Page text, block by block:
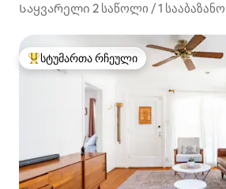
Საყვარელი 2 საწოლი / 1 სააბაზანო
სტუმართა რჩეული მოწინავე ვარიანტი
სტუმართა რჩეული